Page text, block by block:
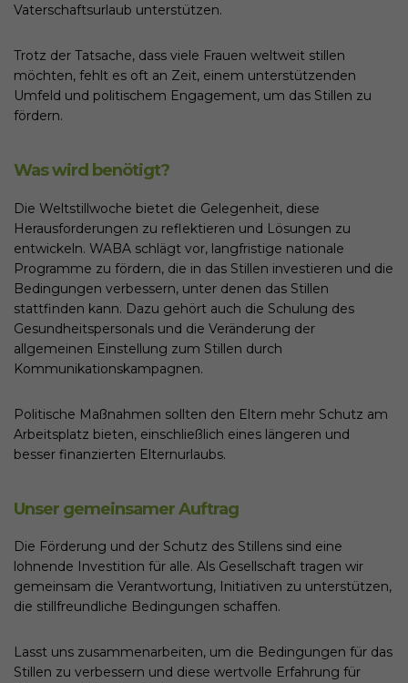
Vaterschaftsurlaub unterstützen.
Trotz der Tatsache, dass viele Frauen weltweit stillen
möchten, fehlt es oft an Zeit, einem unterstützenden
Umfeld und politischem Engagement, um das Stillen zu
fördern.
Was wird benötigt?
Die Weltstillwoche bietet die Gelegenheit, diese
Herausforderungen zu reflektieren und Lösungen zu
entwickeln. WABA schlägt vor, langfristige nationale
Programme zu fördern, die in das Stillen investieren und die
Bedingungen verbessern, unter denen das Stillen
stattfinden kann. Dazu gehört auch die Schulung des
Gesundheitspersonals und die Veränderung der
allgemeinen Einstellung zum Stillen durch
Kommunikationskampagnen.
Politische Maßnahmen sollten den Eltern mehr Schutz am
Arbeitsplatz bieten, einschließlich eines längeren und
besser finanzierten Elternurlaubs.
Unser gemeinsamer Auftrag
Die Förderung und der Schutz des Stillens sind eine
lohnende Investition für alle. Als Gesellschaft tragen wir
gemeinsam die Verantwortung, Initiativen zu unterstützen,
die stillfreundliche Bedingungen schaffen.
Lasst uns zusammenarbeiten, um die Bedingungen für das
Stillen zu verbessern und diese wertvolle Erfahrung für